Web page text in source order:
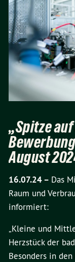
„Spitze
August
16.07.24 – Das
Raum und
informiert:
„Kleine und
Herzstück der
Besonders in